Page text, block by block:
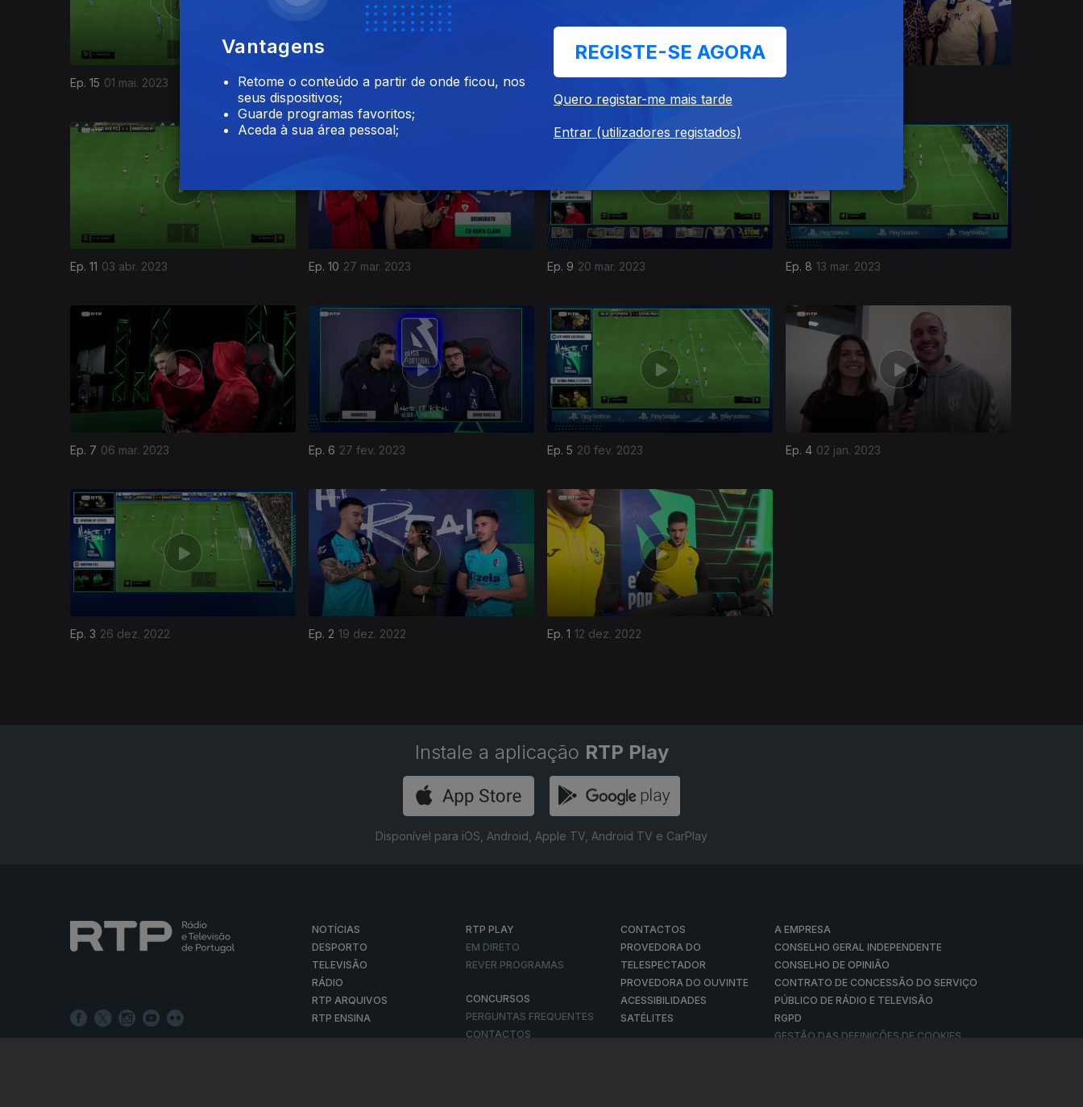
Ep. 15 01 mai. 2023 Ep. 14 24 abr. 2023
Ep. 11 03 abr. 2023 Ep. 10 27 mar. 2023 Ep. 9 20 mar. 2023 Ep. 8 13 mar. 2023
678045
Ep. 7 06 mar. 2023 Ep. 6 27 fev. 2023 Ep. 5 20 fev. 2023 Ep. 4 02 jan. 2023
Ep. 3 26 dez. 2022 Ep. 2 19 dez. 2022 Ep. 1 12 dez. 2022
658828
Instale a aplicação RTP Play
Disponível para iOS, Android, Apple TV, Android TV e CarPlay
NOTÍCIAS
DESPORTO
TELEVISÃO
RÁDIO
RTP ARQUIVOS
RTP ENSINA
RTP PLAY
EM DIRETO
REVER PROGRAMAS
CONCURSOS
PERGUNTAS FREQUENTES
CONTACTOS
CONTACTOS
PROVEDORA DO
TELESPECTADOR
PROVEDORA DO OUVINTE
ACESSIBILIDADES
SATÉLITES
A EMPRESA
CONSELHO GERAL INDEPENDENTE
CONSELHO DE OPINIÃO
CONTRATO DE CONCESSÃO DO SERVIÇO
PÚBLICO DE RÁDIO E TELEVISÃO
RGPD
GESTÃO DAS DEFINIÇÕES DE COOKIES
Vantagens
Retome o conteúdo a partir de onde ficou, nos
seus dispositivos;
Guarde programas favoritos;
Aceda à sua área pessoal;
REGISTE-SE AGORA
Quero registar-me mais tarde
Entrar (utilizadores registados)